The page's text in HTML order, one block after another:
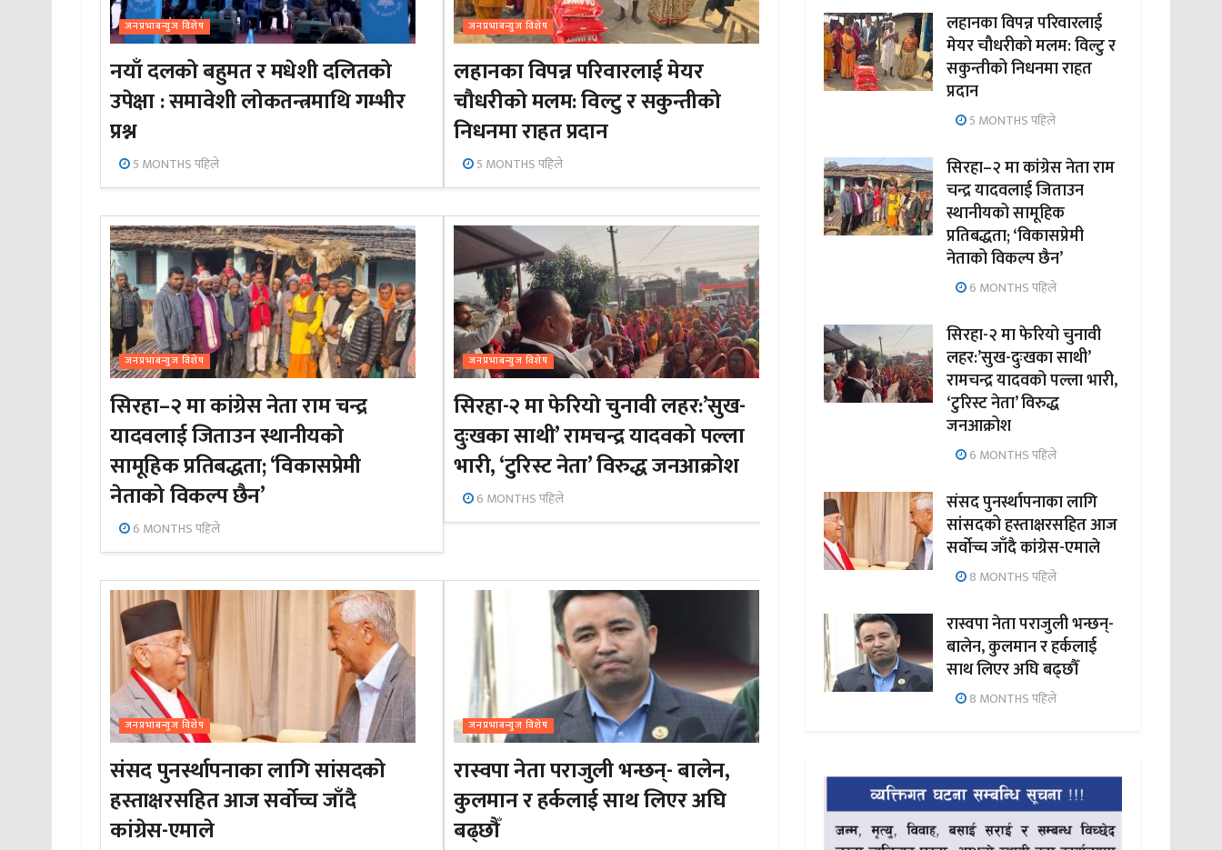
जनप्रभाबन्युज विशेष
नयाँ दलको बहुमत र मधेशी दलितको
उपेक्षा : समावेशी लोकतन्त्रमाथि गम्भीर
प्रश्न
5 MONTHS पहिले
जनप्रभाबन्युज विशेष
लहानका विपन्न परिवारलाई मेयर
चौधरीको मलम: विल्टु र सकुन्तीको
निधनमा राहत प्रदान
5 MONTHS पहिले
जनप्रभाबन्युज विशेष
सिरहा–२ मा कांग्रेस नेता राम चन्द्र
यादवलाई जिताउन स्थानीयको
सामूहिक प्रतिबद्धता; ‘विकासप्रेमी
नेताको विकल्प छैन’
6 MONTHS पहिले
जनप्रभाबन्युज विशेष
सिरहा-२ मा फेरियो चुनावी लहर:’सुख-
दुःखका साथी’ रामचन्द्र यादवको पल्ला
भारी, ‘टुरिस्ट नेता’ विरुद्ध जनआक्रोश
6 MONTHS पहिले
जनप्रभाबन्युज विशेष
संसद पुनर्स्थापनाका लागि सांसदको
हस्ताक्षरसहित आज सर्वोच्च जाँदै
कांग्रेस-एमाले
जनप्रभाबन्युज विशेष
रास्वपा नेता पराजुली भन्छन्- बालेन,
कुलमान र हर्कलाई साथ लिएर अघि
बढ्छौँ
लहानका विपन्न परिवारलाई
मेयर चौधरीको मलम: विल्टु र
सकुन्तीको निधनमा राहत
प्रदान
5 MONTHS पहिले
सिरहा–२ मा कांग्रेस नेता राम
चन्द्र यादवलाई जिताउन
स्थानीयको सामूहिक
प्रतिबद्धता; ‘विकासप्रेमी
नेताको विकल्प छैन’
6 MONTHS पहिले
सिरहा-२ मा फेरियो चुनावी
लहर:’सुख-दुःखका साथी’
रामचन्द्र यादवको पल्ला भारी,
‘टुरिस्ट नेता’ विरुद्ध
जनआक्रोश
6 MONTHS पहिले
संसद पुनर्स्थापनाका लागि
सांसदको हस्ताक्षरसहित आज
सर्वोच्च जाँदै कांग्रेस-एमाले
8 MONTHS पहिले
रास्वपा नेता पराजुली भन्छन्-
बालेन, कुलमान र हर्कलाई
साथ लिएर अघि बढ्छौँ
8 MONTHS पहिले